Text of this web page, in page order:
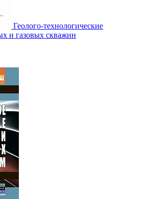
Геолого-технологические
и газовых скважин